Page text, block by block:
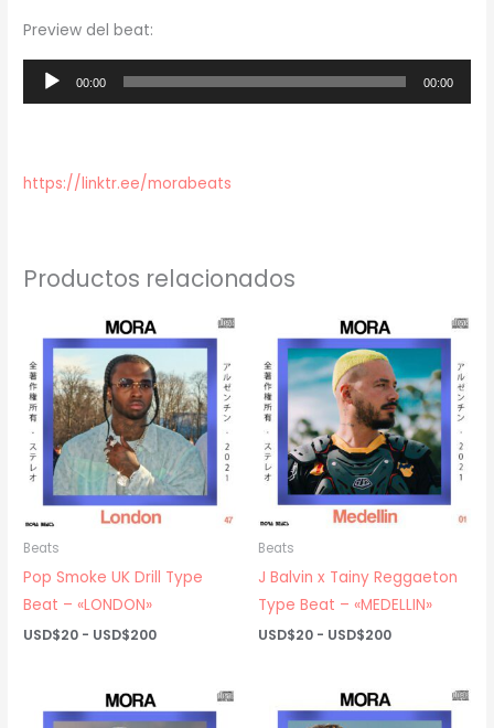
Preview del beat:
Reproductor
de
00:00 00:00
https://linktr.ee/morabeats
Productos relacionados
Beats
Pop Smoke UK Drill Type
Beat – «LONDON»
USD$20 - USD$200Rango
USD$20
hasta
Beats
J Balvin x Tainy Reggaeton
Type Beat – «MEDELLIN»
USD$20 - USD$200Rango
USD$20
hasta